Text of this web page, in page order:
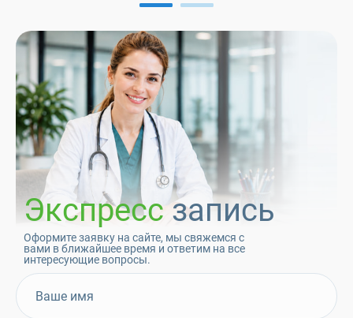
Экспрессзапись
Оформите заявку на сайте, мы свяжемся с
вами в ближайшее время и ответим на все
интересующие вопросы.